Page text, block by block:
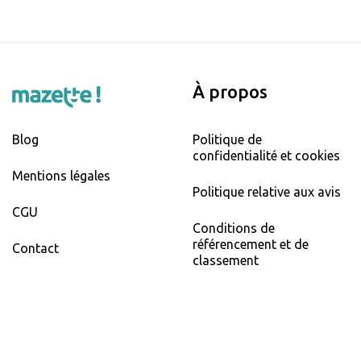
Blog
Mentions légales
CGU
Contact
À propos
Politique de
confidentialité et cookies
Politique relative aux avis
Conditions de
référencement et de
classement